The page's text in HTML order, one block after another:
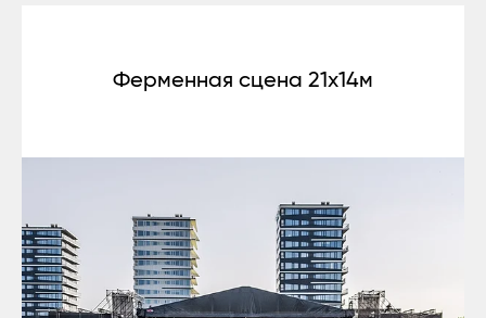
Ферменная сцена 21x14м